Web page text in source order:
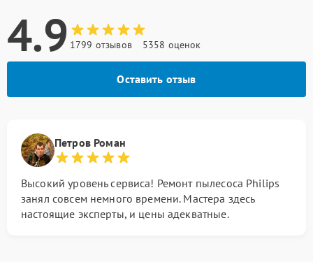
4.9 1799 отзывов 5358 оценок
Оставить отзыв
Петров Роман
Высокий уровень сервиса! Ремонт пылесоса Philips
занял совсем немного времени. Мастера здесь
настоящие эксперты, и цены адекватные.